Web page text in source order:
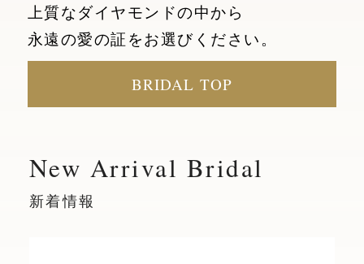
上質なダイヤモンドの中から
永遠の愛の証をお選びください。
BRIDAL TOP
New Arrival Bridal
新着情報